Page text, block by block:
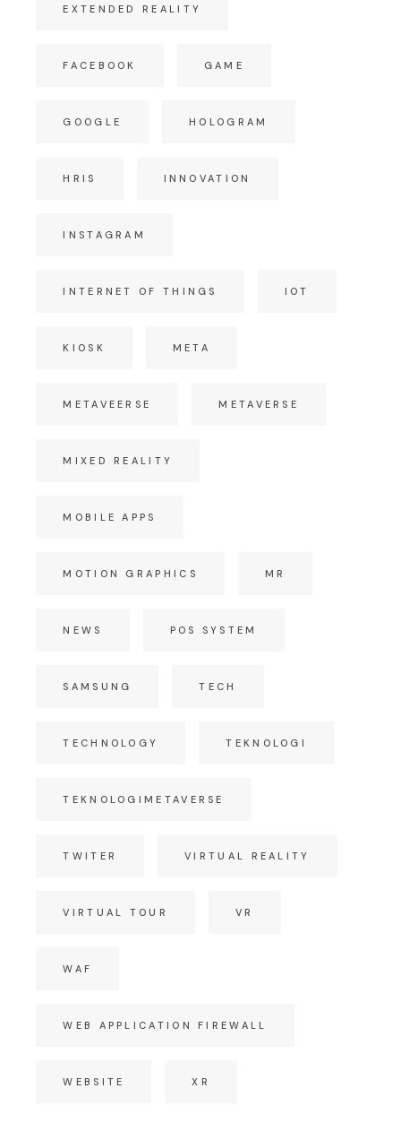
EXTENDED REALITY
FACEBOOK GAME
GOOGLE HOLOGRAM
HRIS INNOVATION
INSTAGRAM
INTERNET OF THINGS IOT
KIOSK META
METAVEERSE METAVERSE
MIXED REALITY
MOBILE APPS
MOTION GRAPHICS MR
NEWS POS SYSTEM
SAMSUNG TECH
TECHNOLOGY TEKNOLOGI
TEKNOLOGIMETAVERSE
TWITER VIRTUAL REALITY
VIRTUAL TOUR VR
WAF
WEB APPLICATION FIREWALL
WEBSITE XR